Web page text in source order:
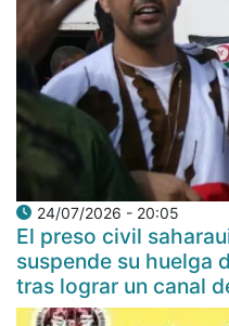
24/07/2026 - 20:05
El preso civil
suspende su huelga
tras lograr un canal